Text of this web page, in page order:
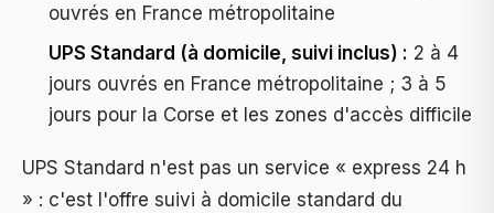
ouvrés en France métropolitaine
UPS Standard (à domicile, suivi inclus) : 2 à 4
jours ouvrés en France métropolitaine ; 3 à 5
jours pour la Corse et les zones d'accès difficile
UPS Standard n'est pas un service « express 24 h
» : c'est l'offre suivi à domicile standard du